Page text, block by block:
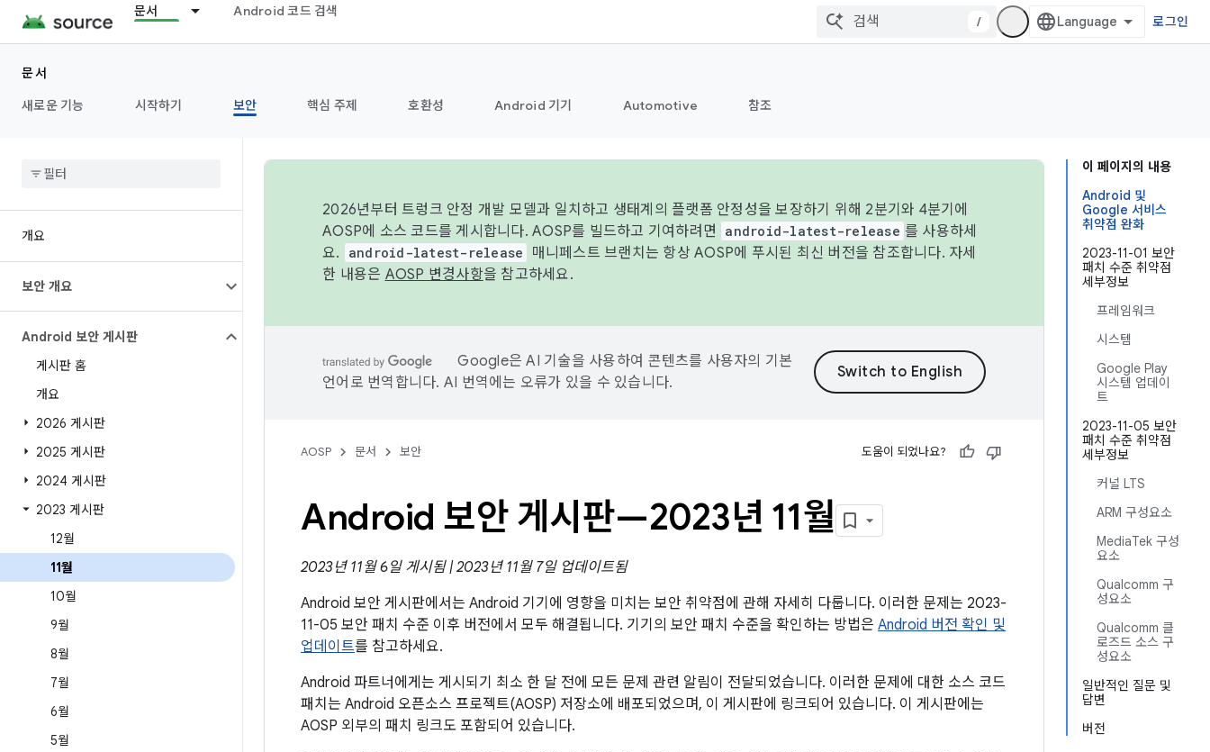
문서 Android 코드 검색
/ 로그인
문서
새로운 기능
시작하기 보안 핵심 주제 호환성 Android 기기 Automotive 참조
개요
보안 개요
Android 보안 게시판
게시판 홈
개요
2026 게시판
2025 게시판
2024 게시판
2023 게시판
12월
11월
10월
9월
8월
7월
6월
5월
이 페이지의 내용
Android 및
Google 서비스
취약점 완화
2023-11-01 보안
패치 수준 취약점
세부정보
프레임워크
시스템
Google Play
시스템 업데이
트
2023-11-05 보안
패치 수준 취약점
세부정보
커널 LTS
ARM 구성요소
MediaTek 구성
요소
Qualcomm 구
성요소
Qualcomm 클
로즈드 소스 구
성요소
일반적인 질문 및
답변
버전
2026년부터 트렁크 안정 개발 모델과 일치하고 생태계의 플랫폼 안정성을 보장하기 위해 2분기와 4분기에
AOSP에 소스 코드를 게시합니다. AOSP를 빌드하고 기여하려면
android-latest-release 를 사용하세
요.
android-latest-release
매니페스트 브랜치는 항상 AOSP에 푸시된 최신 버전을 참조합니다. 자세
한 내용은 AOSP 변경사항을 참고하세요.
Google은 AI 기술을 사용하여 콘텐츠를 사용자의 기본
언어로 번역합니다. AI 번역에는 오류가 있을 수 있습니다.
AOSP 문서 보안 도움이 되었나요?
Android 보안 게시판—2023년 11월
2023년 11월 6일 게시됨 | 2023년 11월 7일 업데이트됨
Android 보안 게시판에서는 Android 기기에 영향을 미치는 보안 취약점에 관해 자세히 다룹니다. 이러한 문제는 2023-
11-05 보안 패치 수준 이후 버전에서 모두 해결됩니다. 기기의 보안 패치 수준을 확인하는 방법은 Android 버전 확인 및
업데이트를 참고하세요.
Android 파트너에게는 게시되기 최소 한 달 전에 모든 문제 관련 알림이 전달되었습니다. 이러한 문제에 대한 소스 코드
패치는 Android 오픈소스 프로젝트(AOSP) 저장소에 배포되었으며, 이 게시판에 링크되어 있습니다. 이 게시판에는
AOSP 외부의 패치 링크도 포함되어 있습니다.